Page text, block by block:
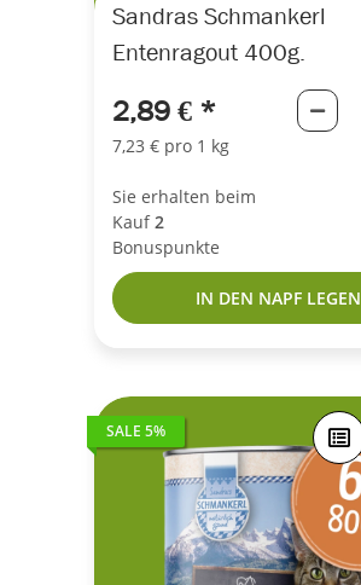
Sandras Schmankerl
Entenragout 400g.
2,89 € *
7,23 € pro 1 kg
Sie erhalten beim
Kauf2
Bonuspunkte
IN DEN NAPF LEGEN
SALE 5%